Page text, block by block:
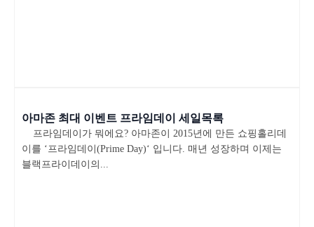
아마존 최대 이벤트 프라임데이 세일목록
프라임데이가 뭐에요? 아마존이 2015년에 만든 쇼핑홀리데
이를 ‘프라임데이(Prime Day)‘ 입니다. 매년 성장하며 이제는
블랙프라이데이의...